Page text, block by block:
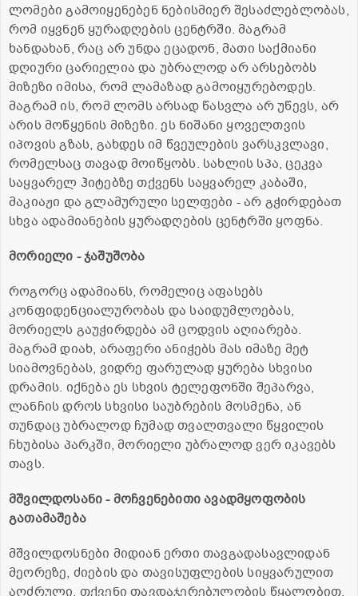
ლომები გამოიყენებენ ნებისმიერ შესაძლებლობას,
რომ იყვნენ ყურადღების ცენტრში. მაგრამ
ხანდახან, რაც არ უნდა ეცადონ, მათი საქმიანი
დღიური ცარიელია და უბრალოდ არ არსებობს
მიზეზი იმისა, რომ ლამაზად გამოიყურებოდეს.
მაგრამ ის, რომ ლომს არსად წასვლა არ უწევს, არ
არის მოწყენის მიზეზი. ეს ნიშანი ყოველთვის
იპოვის გზას, გახდეს იმ წვეულების ვარსკვლავი,
რომელსაც თავად მოიწყობს. სახლის სპა, ცეკვა
საყვარელ ჰიტებზე თქვენს საყვარელ კაბაში,
მაკიაჟი და გლამურული სელფები - არ გჭირდებათ
სხვა ადამიანების ყურადღების ცენტრში ყოფნა.
მორიელი - ჯაშუშობა
როგორც ადამიანს, რომელიც აფასებს
კონფიდენციალურობას და საიდუმლოებას,
მორიელს გაუჭირდება ამ ცოდვის აღიარება.
მაგრამ დიახ, არაფერი ანიჭებს მას იმაზე მეტ
სიამოვნებას, ვიდრე ფარულად ყურება სხვისი
დრამის. იქნება ეს სხვის ტელეფონში შეპარვა,
ლანჩის დროს სხვისი საუბრების მოსმენა, ან
თუნდაც უბრალოდ ჩუმად თვალთვალი წყვილის
ჩხუბისა პარკში, მორიელი უბრალოდ ვერ იკავებს
თავს.
მშვილდოსანი - მოჩვენებითი ავადმყოფობის
გათამაშება
მშვილდოსნები მიდიან ერთი თავგადასავლიდან
მეორეზე, ძიების და თავისუფლების სიყვარულით
აღძრული. თქვენი თავდაჯერებულობის წყალობით,